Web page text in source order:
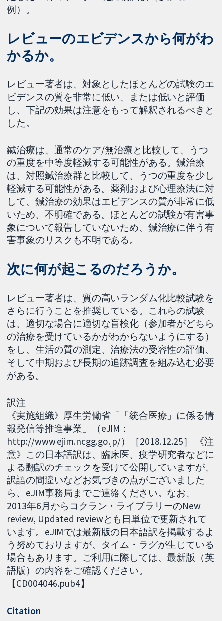
例）。
レビューのエビデンスから何がわ
かるか。
レビュー著者は、対象としたほとんどの試験のエ
ビデンスの質を非常に低い、または低いと評価
し、下記の効果は注意をもって解釈されるべきと
した。
鍼治療は、通常のケア/無治療と比較して、うつ
の重度を中等度軽減する可能性がある。鍼治療
は、対照鍼治療群と比較して、うつの重度を少し
軽減する可能性がある。薬剤および心理療法に対
して、鍼治療の効果はエビデンスの質が非常に低
いため、不明確である。ほとんどの試験が有害事
象について報告していないため、鍼治療に伴う有
害事象のリスクも不明である。
次に何が起こるのだろうか。
レビュー著者は、質の高いランダム化比較試験を
さらに行うことを推奨している。これらの試験
は、適切な場合に適切な盲検化（参加者がどちら
の治療を受けているかがわからないようにする）
をし、生活の質の測定、治療法の受容性の評価、
そして中期および長期の追跡調査を組み込む必要
がある。
訳注
《実施組織》厚生労働省「「統合医療」に係る情
報発信等推進事業」（eJIM：
http://www.ejim.ncgg.go.jp/）［2018.12.25］ 《注
意》この日本語訳は、臨床医、疫学研究者などに
よる翻訳のチェックを受けて公開していますが、
訳語の間違いなどお気づきの点がございました
ら、eJIM事務局までご連絡ください。なお、
2013年6月からコクラン・ライブラリーのNew
review, Updated reviewとも日単位で更新されて
います。eJIMでは最新版の日本語訳を掲載するよ
う努めておりますが、タイム・ラグが生じている
場合もあります。ご利用に際しては、最新版（英
語版）の内容をご確認ください。
【CD004046.pub4】
Citation